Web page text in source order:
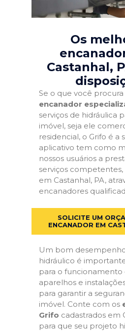
Os
Castanhal,
Se o que você
encanador
serviços de hidráulica
imóvel, seja ele
residencial, o Grifo é a
aplicativo tem como
nossos usuários a
serviços
em Castanhal, PA,
encanadores
SOLICITE UM
ENCANADOR EM
Um bom
hidráulico é
para o funcionamento
aparelhos e
para garantir a
imóvel. Conte com os
Grifo cadastrados em
para que seu projeto